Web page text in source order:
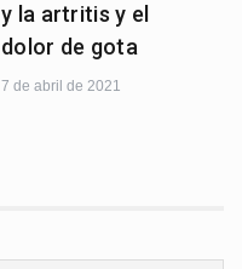
y la artritis y el
dolor de gota
7 de abril de 2021